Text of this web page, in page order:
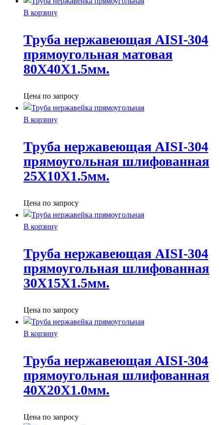
В корзину
Труба нержавеющая AISI-304
прямоугольная матовая
80X40X1.5мм.
Цена по запросу
В корзину
Труба нержавеющая AISI-304
прямоугольная шлифованная
25X10X1.5мм.
Цена по запросу
В корзину
Труба нержавеющая AISI-304
прямоугольная шлифованная
30X15X1.5мм.
Цена по запросу
В корзину
Труба нержавеющая AISI-304
прямоугольная шлифованная
40X20X1.0мм.
Цена по запросу